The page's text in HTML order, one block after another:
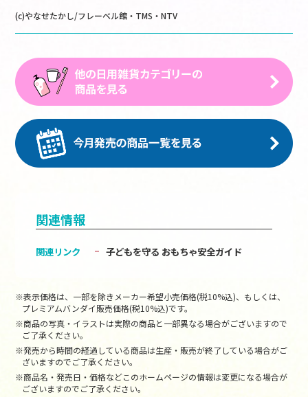
(c)やなせたかし/フレーベル館・TMS・NTV
関連情報
関連リンク 子どもを守る おもちゃ安全ガイド
※表示価格は、一部を除きメーカー希望小売価格(税10%込)、もしくは、
プレミアムバンダイ販売価格(税10%込)です。
※商品の写真・イラストは実際の商品と一部異なる場合がございますので
ご了承ください。
※発売から時間の経過している商品は生産・販売が終了している場合がご
ざいますのでご了承ください。
※商品名・発売日・価格などこのホームページの情報は変更になる場合が
ございますのでご了承ください。